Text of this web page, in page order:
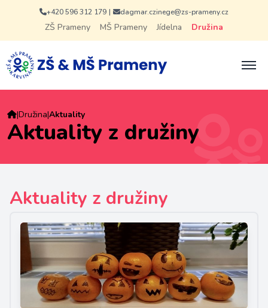
+420 596 312 179 | dagmar.czinege@zs-prameny.cz
ZŠ Prameny MŠ Prameny Jídelna Družina
|Družina|Aktuality
Aktuality z družiny
Aktuality z družiny